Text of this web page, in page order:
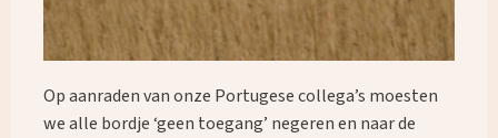
Op aanraden van onze Portugese collega’s moesten
we alle bordje ‘geen toegang’ negeren en naar de